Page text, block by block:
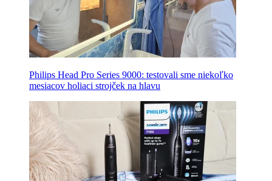
Philips Head Pro Series 9000: testovali sme niekoľko
mesiacov holiaci strojček na hlavu